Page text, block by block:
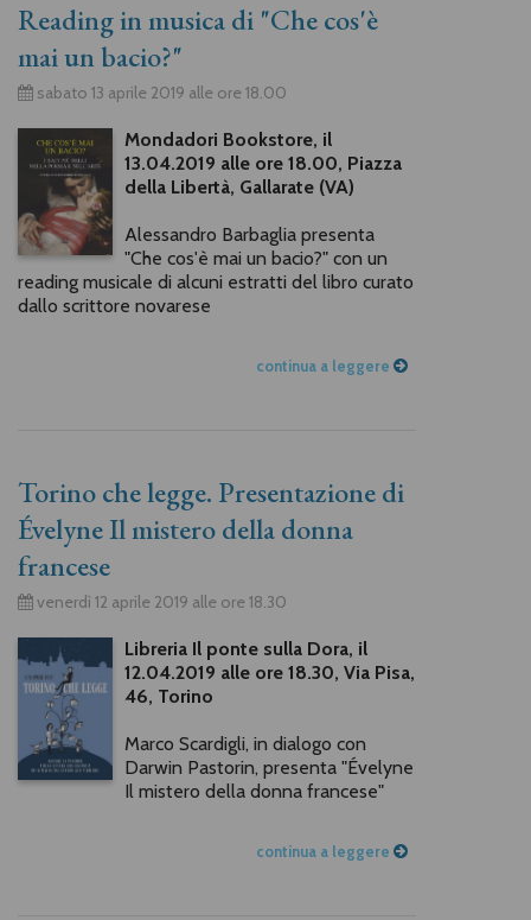
Reading in musica di "Che cos'è
mai un bacio?"
sabato 13 aprile 2019 alle ore 18.00
Mondadori Bookstore, il
13.04.2019 alle ore 18.00, Piazza
della Libertà, Gallarate (VA)
Alessandro Barbaglia presenta
"Che cos'è mai un bacio?" con un
reading musicale di alcuni estratti del libro curato
dallo scrittore novarese
continua a leggere
Torino che legge. Presentazione di
Évelyne Il mistero della donna
francese
venerdì 12 aprile 2019 alle ore 18.30
Libreria Il ponte sulla Dora, il
12.04.2019 alle ore 18.30, Via Pisa,
46, Torino
Marco Scardigli, in dialogo con
Darwin Pastorin, presenta "Évelyne
Il mistero della donna francese"
continua a leggere